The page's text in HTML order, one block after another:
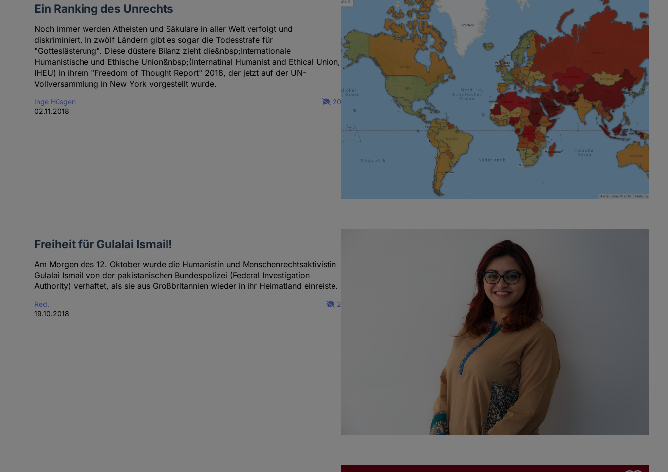
Ein Ranking des Unrechts
Noch immer werden Atheisten und Säkulare in aller Welt verfolgt und
diskriminiert. In zwölf Ländern gibt es sogar die Todesstrafe für
"Gotteslästerung". Diese düstere Bilanz zieht die&nbsp;Internationale
Humanistische und Ethische Union&nbsp;(Internatinal Humanist and Ethical Union,
IHEU) in ihrem "Freedom of Thought Report" 2018, der jetzt auf der UN-
Vollversammlung in New York vorgestellt wurde.
Inge Hüsgen
02.11.2018
20
Freiheit für Gulalai Ismail!
Am Morgen des 12. Oktober wurde die Humanistin und Menschenrechtsaktivistin
Gulalai Ismail von der pakistanischen Bundespolizei (Federal Investigation
Authority) verhaftet, als sie aus Großbritannien wieder in ihr Heimatland einreiste.
Red.
19.10.2018
2